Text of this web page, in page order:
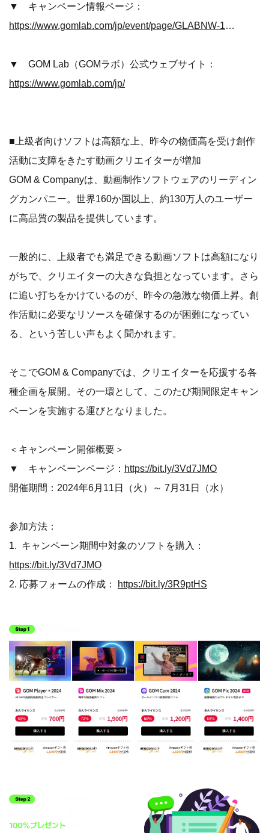
▼ キャンペーン情報ページ：
https://www.gomlab.com/jp/event/page/GLABNW-1425
▼ GOM Lab（GOMラボ）公式ウェブサイト：
https://www.gomlab.com/jp/
■上級者向けソフトは高額な上、昨今の物価高を受け創作
活動に支障をきたす動画クリエイターが増加
GOM & Companyは、動画制作ソフトウェアのリーディン
グカンパニー。世界160か国以上、約130万人のユーザー
に高品質の製品を提供しています。
一般的に、上級者でも満足できる動画ソフトは高額になり
がちで、クリエイターの大きな負担となっています。さら
に追い打ちをかけているのが、昨今の急激な物価上昇。創
作活動に必要なリソースを確保するのが困難になってい
る、という苦しい声もよく聞かれます。
そこでGOM & Companyでは、クリエイターを応援する各
種企画を展開。その一環として、このたび期間限定キャン
ペーンを実施する運びとなりました。
＜キャンペーン開催概要＞
▼ キャンペーンページ： https://bit.ly/3Vd7JMO
開催期間：2024年6月11日（火）～ 7月31日（水）
参加方法：
1. キャンペーン期間中対象のソフトを購入：
https://bit.ly/3Vd7JMO
2. 応募フォームの作成： https://bit.ly/3R9ptHS